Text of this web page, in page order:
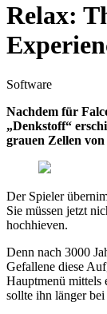
Relax:
Software
Nachdem für
„Denkstoff“
grauen Zellen
Der Spieler
Sie müssen jetzt
hochhieven.
Denn nach 3000
Gefallene diese
Hauptmenü mittels
sollte ihn länger